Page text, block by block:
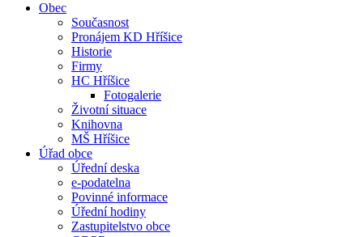
Obec
Současnost
Pronájem KD Hříšice
Historie
Firmy
HC Hříšice
Fotogalerie
Životní situace
Knihovna
MŠ Hříšice
Úřad obce
Úřední deska
e-podatelna
Povinné informace
Úřední hodiny
Zastupitelstvo obce